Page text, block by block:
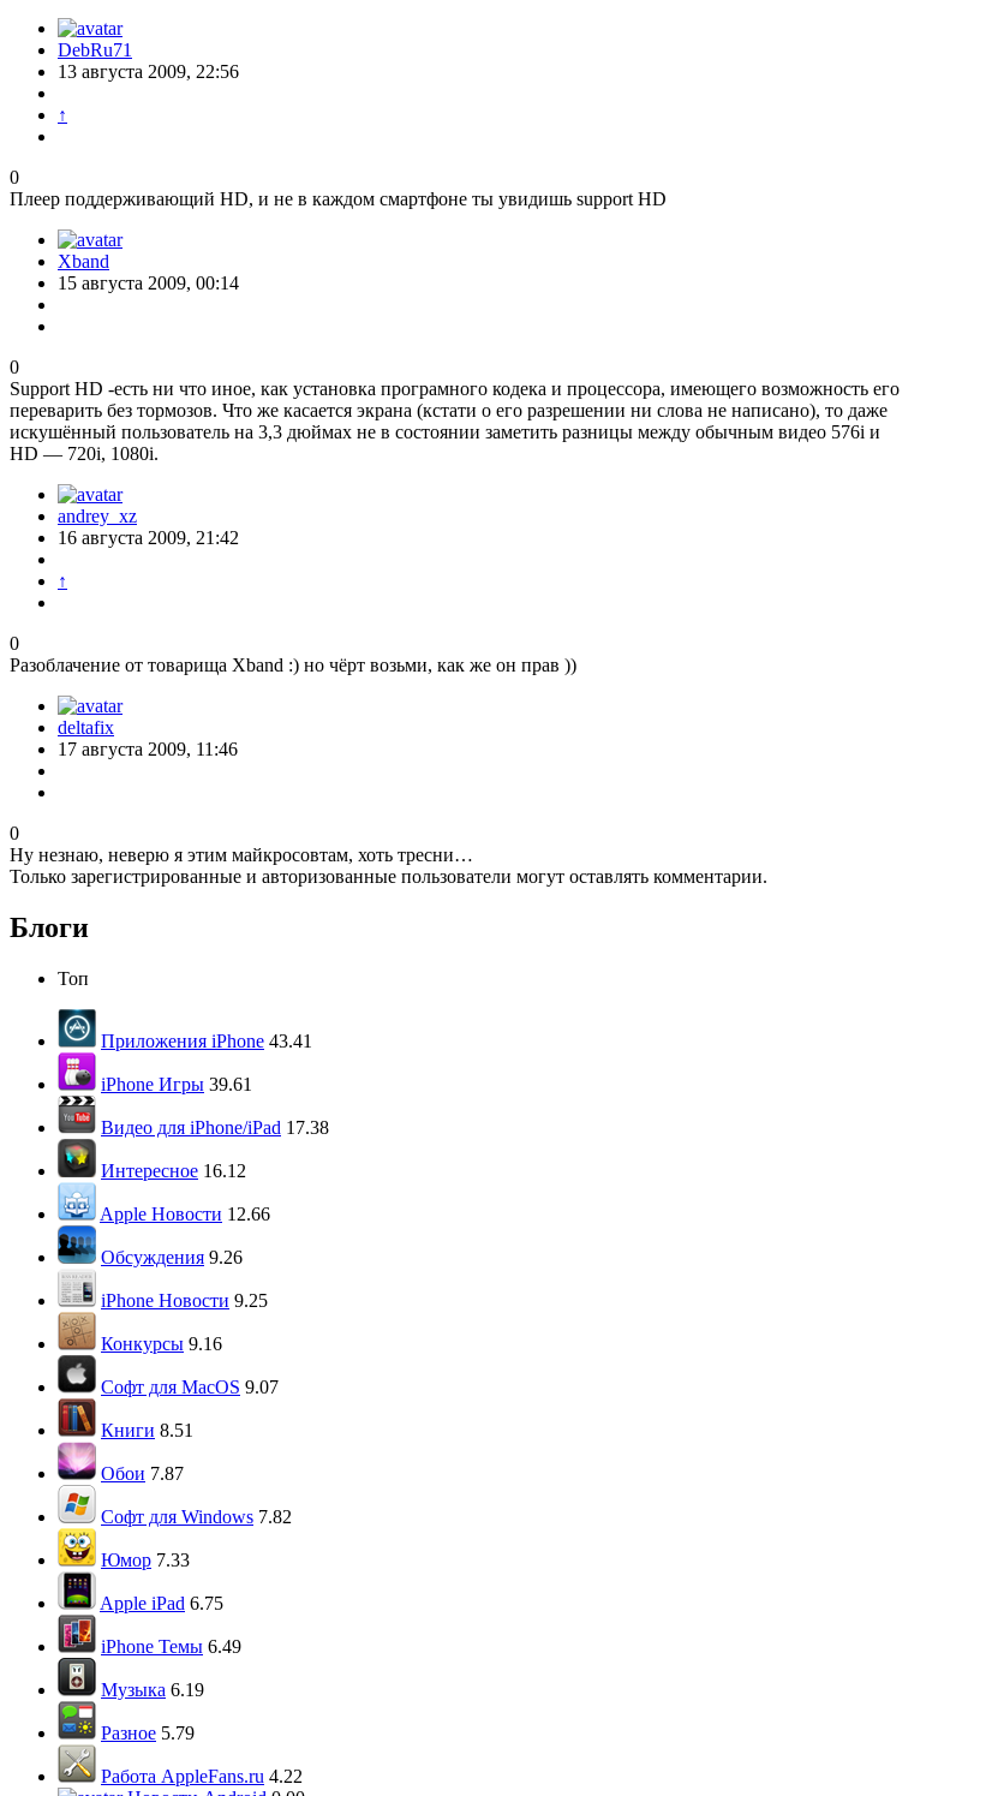
DebRu71
13 августа 2009, 22:56
↑
0
Плеер поддерживающий HD, и не в каждом смартфоне ты увидишь support HD
Xband
15 августа 2009, 00:14
0
Support HD -есть ни что иное, как установка програмного кодека и процессора, имеющего возможность его
переварить без тормозов. Что же касается экрана (кстати о его разрешении ни слова не написано), то даже
искушённый пользователь на 3,3 дюймах не в состоянии заметить разницы между обычным видео 576i и
HD — 720i, 1080i.
andrey_xz
16 августа 2009, 21:42
↑
0
Разоблачение от товарища Xband :) но чёрт возьми, как же он прав ))
deltafix
17 августа 2009, 11:46
0
Ну незнаю, неверю я этим майкросовтам, хоть тресни…
Только зарегистрированные и авторизованные пользователи могут оставлять комментарии.
Блоги
Топ
Приложения iPhone 43.41
iPhone Игры 39.61
Видео для iPhone/iPad 17.38
Интересное 16.12
Apple Новости 12.66
Обсуждения 9.26
iPhone Новости 9.25
Конкурсы 9.16
Софт для MacOS 9.07
Книги 8.51
Обои 7.87
Софт для Windows 7.82
Юмор 7.33
Apple iPad 6.75
iPhone Темы 6.49
Музыка 6.19
Разное 5.79
Работа AppleFans.ru 4.22